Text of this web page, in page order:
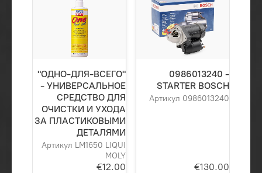
"ОДНО-ДЛЯ-ВСЕГО"
- УНИВЕРСАЛЬНОЕ
СРЕДСТВО ДЛЯ
ОЧИСТКИ И УХОДА
ЗА ПЛАСТИКОВЫМИ
ДЕТАЛЯМИ
Артикул LM1650 LIQUI
MOLY
€12.00
0986013240 -
STARTER BOSCH
Артикул 0986013240
€130.00